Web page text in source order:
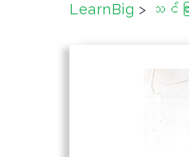
LearnBig > သင်က